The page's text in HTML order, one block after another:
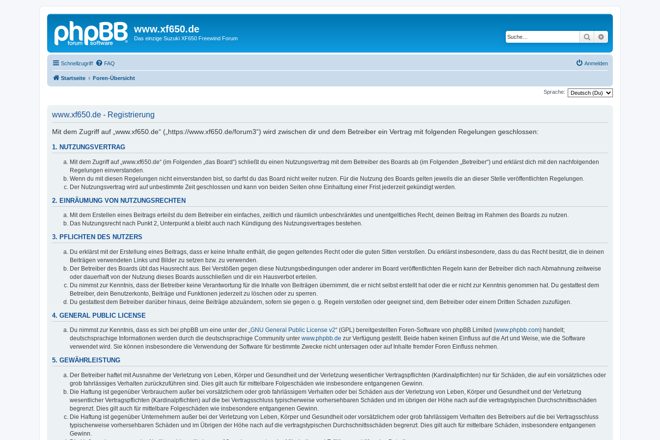
www.xf650.de
Das einzige Suzuki XF650 Freewind Forum Suche
Schnellzugriff FAQ Anmelden
Startseite Foren-Übersicht
Sprache:
www.xf650.de - Registrierung
Mit dem Zugriff auf „www.xf650.de“ („https://www.xf650.de/forum3“) wird zwischen dir und dem Betreiber ein Vertrag mit folgenden Regelungen geschlossen:
1. NUTZUNGSVERTRAG
Mit dem Zugriff auf „www.xf650.de“ (im Folgenden „das Board“) schließt du einen Nutzungsvertrag mit dem Betreiber des Boards ab (im Folgenden „Betreiber“) und erklärst dich mit den nachfolgenden
Regelungen einverstanden.
Wenn du mit diesen Regelungen nicht einverstanden bist, so darfst du das Board nicht weiter nutzen. Für die Nutzung des Boards gelten jeweils die an dieser Stelle veröffentlichten Regelungen.
Der Nutzungsvertrag wird auf unbestimmte Zeit geschlossen und kann von beiden Seiten ohne Einhaltung einer Frist jederzeit gekündigt werden.
2. EINRÄUMUNG VON NUTZUNGSRECHTEN
Mit dem Erstellen eines Beitrags erteilst du dem Betreiber ein einfaches, zeitlich und räumlich unbeschränktes und unentgeltliches Recht, deinen Beitrag im Rahmen des Boards zu nutzen.
Das Nutzungsrecht nach Punkt 2, Unterpunkt a bleibt auch nach Kündigung des Nutzungsvertrages bestehen.
3. PFLICHTEN DES NUTZERS
Du erklärst mit der Erstellung eines Beitrags, dass er keine Inhalte enthält, die gegen geltendes Recht oder die guten Sitten verstoßen. Du erklärst insbesondere, dass du das Recht besitzt, die in deinen
Beiträgen verwendeten Links und Bilder zu setzen bzw. zu verwenden.
Der Betreiber des Boards übt das Hausrecht aus. Bei Verstößen gegen diese Nutzungsbedingungen oder anderer im Board veröffentlichten Regeln kann der Betreiber dich nach Abmahnung zeitweise
oder dauerhaft von der Nutzung dieses Boards ausschließen und dir ein Hausverbot erteilen.
Du nimmst zur Kenntnis, dass der Betreiber keine Verantwortung für die Inhalte von Beiträgen übernimmt, die er nicht selbst erstellt hat oder die er nicht zur Kenntnis genommen hat. Du gestattest dem
Betreiber, dein Benutzerkonto, Beiträge und Funktionen jederzeit zu löschen oder zu sperren.
Du gestattest dem Betreiber darüber hinaus, deine Beiträge abzuändern, sofern sie gegen o. g. Regeln verstoßen oder geeignet sind, dem Betreiber oder einem Dritten Schaden zuzufügen.
4. GENERAL PUBLIC LICENSE
Du nimmst zur Kenntnis, dass es sich bei phpBB um eine unter der „GNU General Public License v2“ (GPL) bereitgestellten Foren-Software von phpBB Limited (www.phpbb.com) handelt;
deutschsprachige Informationen werden durch die deutschsprachige Community unter www.phpbb.de zur Verfügung gestellt. Beide haben keinen Einfluss auf die Art und Weise, wie die Software
verwendet wird. Sie können insbesondere die Verwendung der Software für bestimmte Zwecke nicht untersagen oder auf Inhalte fremder Foren Einfluss nehmen.
5. GEWÄHRLEISTUNG
Der Betreiber haftet mit Ausnahme der Verletzung von Leben, Körper und Gesundheit und der Verletzung wesentlicher Vertragspflichten (Kardinalpflichten) nur für Schäden, die auf ein vorsätzliches oder
grob fahrlässiges Verhalten zurückzuführen sind. Dies gilt auch für mittelbare Folgeschäden wie insbesondere entgangenen Gewinn.
Die Haftung ist gegenüber Verbrauchern außer bei vorsätzlichem oder grob fahrlässigem Verhalten oder bei Schäden aus der Verletzung von Leben, Körper und Gesundheit und der Verletzung
wesentlicher Vertragspflichten (Kardinalpflichten) auf die bei Vertragsschluss typischerweise vorhersehbaren Schäden und im übrigen der Höhe nach auf die vertragstypischen Durchschnittsschäden
begrenzt. Dies gilt auch für mittelbare Folgeschäden wie insbesondere entgangenen Gewinn.
Die Haftung ist gegenüber Unternehmern außer bei der Verletzung von Leben, Körper und Gesundheit oder vorsätzlichem oder grob fahrlässigem Verhalten des Betreibers auf die bei Vertragsschluss
typischerweise vorhersehbaren Schäden und im Übrigen der Höhe nach auf die vertragstypischen Durchschnittsschäden begrenzt. Dies gilt auch für mittelbare Schäden, insbesondere entgangenen
Gewinn.